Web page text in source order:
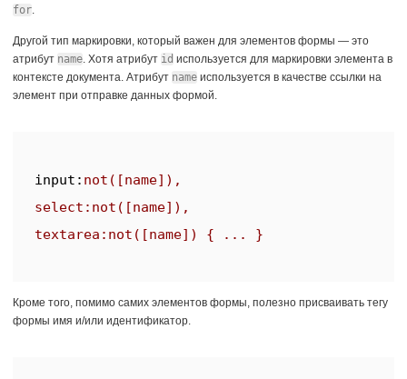
for.
Другой тип маркировки, который важен для элементов формы — это
атрибут name. Хотя атрибут id используется для маркировки элемента в
контексте документа. Атрибут name используется в качестве ссылки на
элемент при отправке данных формой.
input : not ([name]),
select: not ([name]),
textarea: not
Кроме того, помимо самих элементов формы, полезно присваивать тегу
формы имя и/или идентификатор.